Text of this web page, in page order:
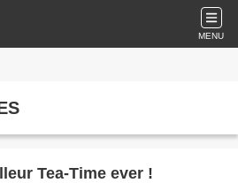
MENU
Tea-Time ever !